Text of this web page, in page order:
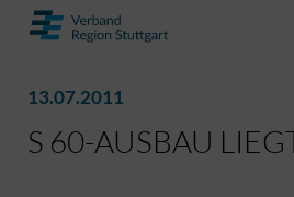
13.07.2011
S 60-AUSBAU